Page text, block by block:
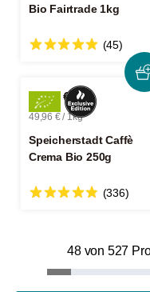
Bio Fairtrade 1kg
(45)
12,49 €
49,96 € / 1kg
Speicherstadt Caffè
Crema Bio 250g
(336)
48 von 527